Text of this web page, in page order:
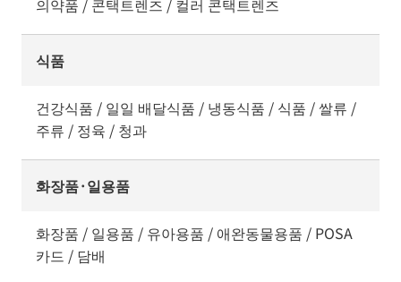
의약품 / 콘택트렌즈 / 컬러 콘택트렌즈
식품
건강식품 / 일일 배달식품 / 냉동식품 / 식품 / 쌀류 /
주류 / 정육 / 청과
화장품·일용품
화장품 / 일용품 / 유아용품 / 애완동물용품 / POSA
카드 / 담배